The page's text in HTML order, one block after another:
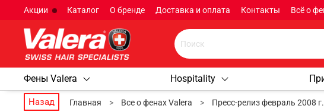
Акции Каталог О бренде Доставка и оплата Контакты Всё о
Фены Valera Hospitality
Назад Главная Все о фенах Valera Пресс-релиз февраль 2008 г.